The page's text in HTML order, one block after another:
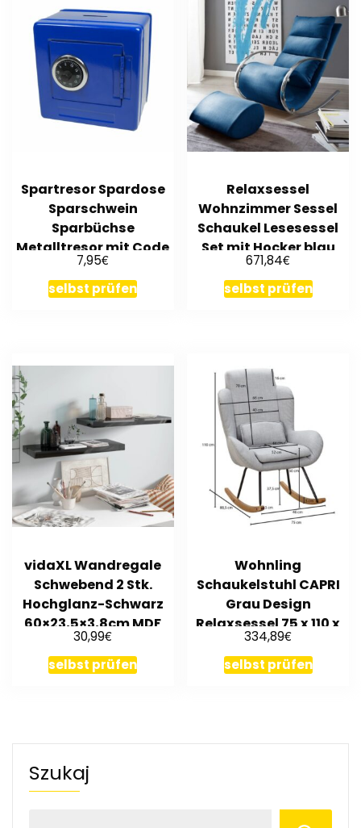
Spartresor Spardose
Sparschwein
Sparbüchse
Metalltresor mit Code
Zahlenschloss
7,95€
selbst prüfen
Relaxsessel
Wohnzimmer Sessel
Schaukel Lesesessel
Set mit Hocker blau
und Chrom York
671,84€
selbst prüfen
vidaXL Wandregale
Schwebend 2 Stk.
Hochglanz-Schwarz
60×23,5×3,8cm MDF
30,99€
selbst prüfen
Wohnling
Schaukelstuhl CAPRI
Grau Design
Relaxsessel 75 x 110 x
88,5 cm | Sessel Stof
334,89€
selbst prüfen
Szukaj